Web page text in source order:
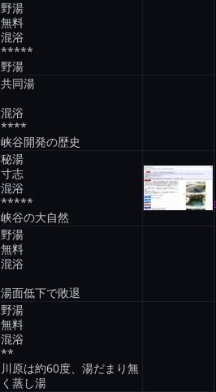
野湯
無料
混浴
*****
野湯
共同湯
混浴
****
峡谷開発の歴史
秘湯
寸志
混浴
*****
峡谷の大自然
野湯
無料
混浴
湯面低下で敗退
野湯
無料
混浴
**
川原は約60度、湯だまり無
く蒸し湯